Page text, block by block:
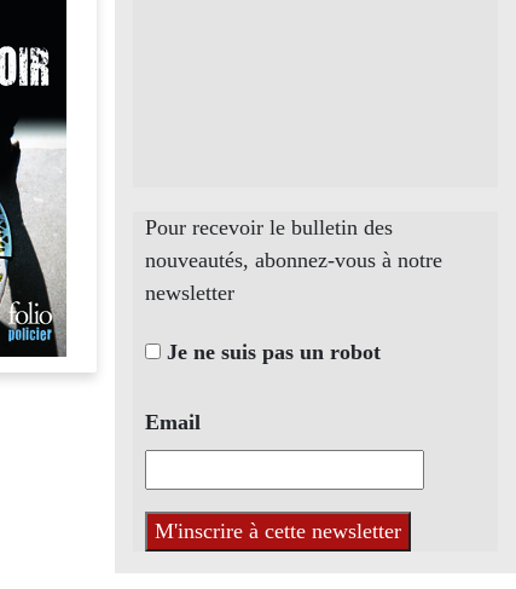
Pour recevoir le bulletin des
nouveautés, abonnez-vous à notre
newsletter
Je ne suis pas un robot
Email